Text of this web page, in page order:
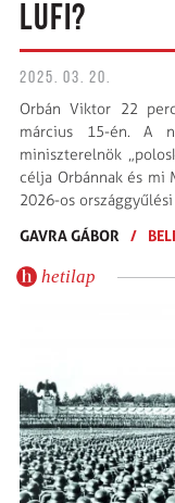
LUFI?
2025. 03. 20.
Orbán Viktor 22
március 15-én. A
miniszterelnök
célja Orbánnak és mi
2026-os
GAVRA GÁBOR
/
hetilap